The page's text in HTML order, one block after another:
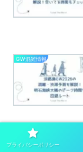
GW混雑情報
GW混雑情報
プライバシーポリシー